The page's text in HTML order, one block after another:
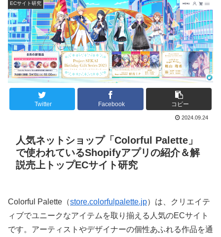
ECサイト研究
Twitter Facebook コピー
2024.09.24
人気ネットショップ「Colorful Palette」
で使われているShopifyアプリの紹介＆解
説売上トップECサイト研究
Colorful Palette（store.colorfulpalette.jp）は、クリエイテ
ィブでユニークなアイテムを取り揃える人気のECサイト
です。アーティストやデザイナーの個性あふれる作品を通